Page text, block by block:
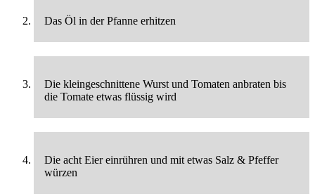
Das Öl in der Pfanne erhitzen
Die kleingeschnittene Wurst und Tomaten anbraten bis
die Tomate etwas flüssig wird
Die acht Eier einrühren und mit etwas Salz & Pfeffer
würzen